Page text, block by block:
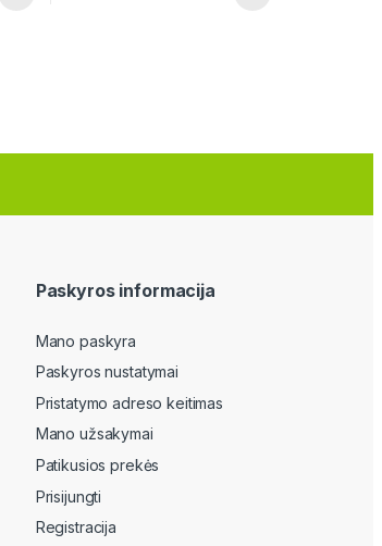
Paskyros informacija
Mano paskyra
Paskyros nustatymai
Pristatymo adreso keitimas
Mano užsakymai
Patikusios prekės
Prisijungti
Registracija